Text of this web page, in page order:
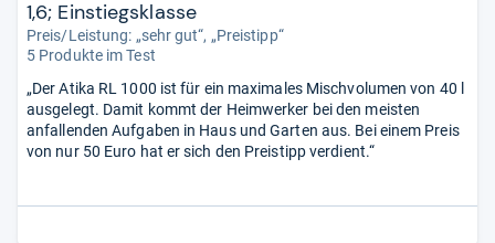
1,6; Einstiegsklasse
Preis/Leistung: „sehr gut“, „Preistipp“
5 Produkte im Test
„Der Atika RL 1000 ist für ein maximales Mischvolumen von 40 l
ausgelegt. Damit kommt der Heimwerker bei den meisten
anfallenden Aufgaben in Haus und Garten aus. Bei einem Preis
von nur 50 Euro hat er sich den Preistipp verdient.“